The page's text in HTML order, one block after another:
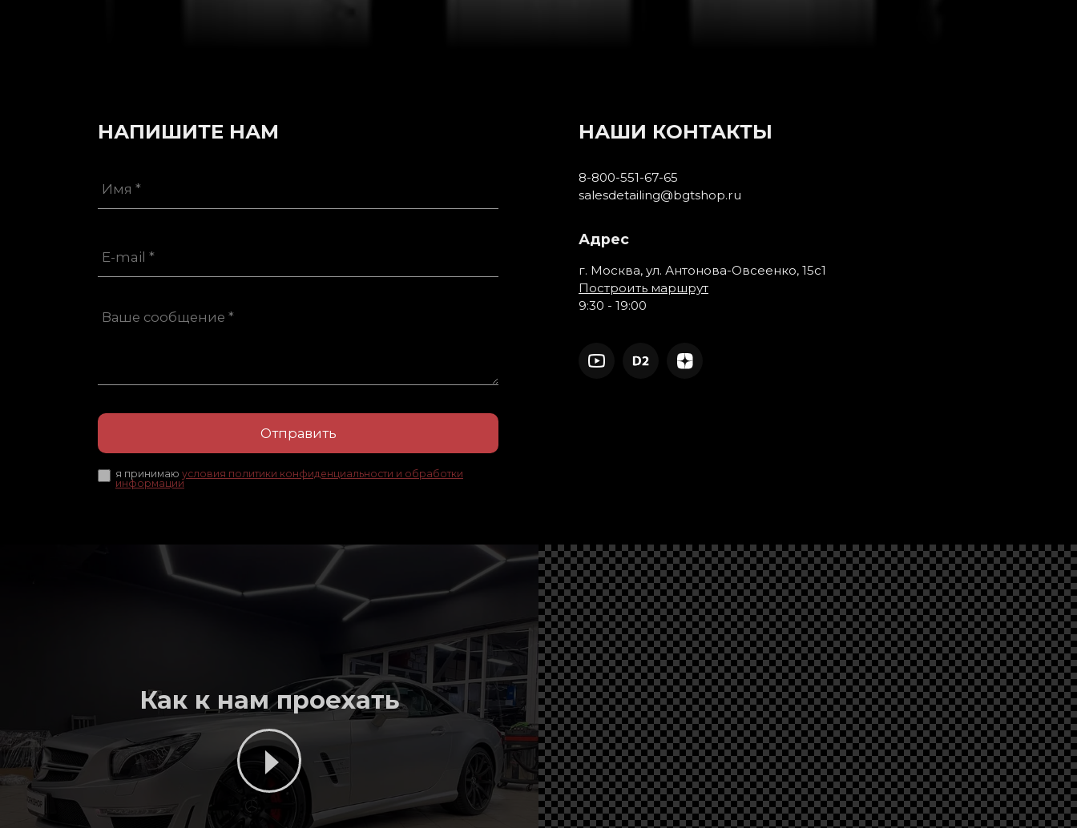
НАШИ КОНТАКТЫ
8-800-551-67-65
salesdetailing@bgtshop.ru
Адрес
г. Москва, ул. Антонова-Овсеенко, 15с1
Построить маршрут
9:30 - 19:00
НАПИШИТЕ НАМ
Отправить
я принимаю условия политики конфиденциальности и обработки
информации
Как к нам проехать